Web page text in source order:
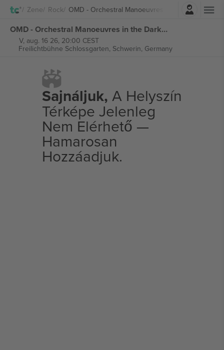
Zene Rock OMD - Orchestral Manoeuvres In The Dark
Belépés
OMD - Orchestral Manoeuvres in the Dark jegyek
V, aug. 16 26, 20:00 CEST
Freilichtbühne Schlossgarten, Schwerin, Germany
Sajnáljuk, A Helyszín
Térképe Jelenleg
Nem Elérhető —
Hamarosan
Hozzáadjuk.